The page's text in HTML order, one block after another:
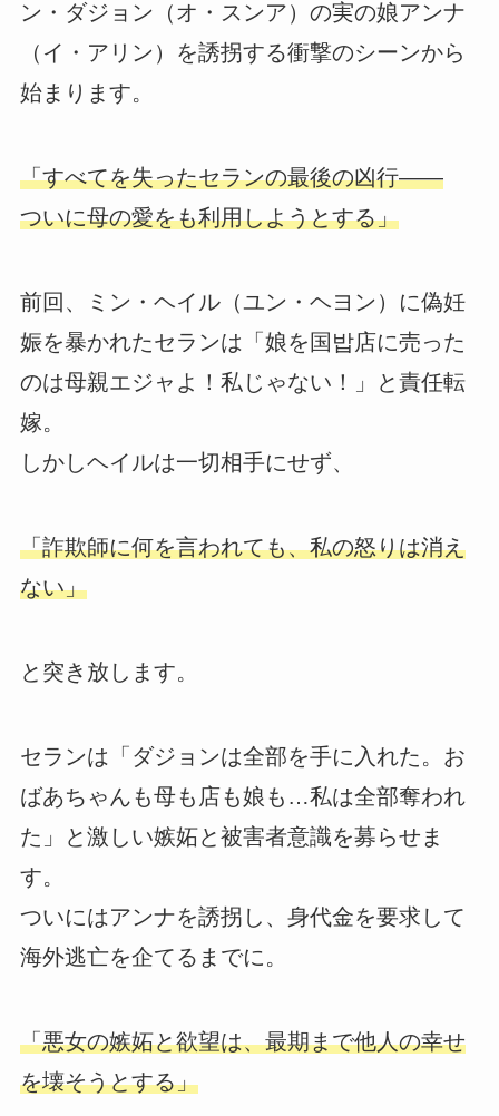
ン・ダジョン（オ・スンア）の実の娘アンナ
（イ・アリン）を誘拐する衝撃のシーンから
始まります。
「すべてを失ったセランの最後の凶行――
ついに母の愛をも利用しようとする」
前回、ミン・ヘイル（ユン・ヘヨン）に偽妊
娠を暴かれたセランは「娘を国밥店に売った
のは母親エジャよ！私じゃない！」と責任転
嫁。
しかしヘイルは一切相手にせず、
「詐欺師に何を言われても、私の怒りは消え
ない」
と突き放します。
セランは「ダジョンは全部を手に入れた。お
ばあちゃんも母も店も娘も…私は全部奪われ
た」と激しい嫉妬と被害者意識を募らせま
す。
ついにはアンナを誘拐し、身代金を要求して
海外逃亡を企てるまでに。
「悪女の嫉妬と欲望は、最期まで他人の幸せ
を壊そうとする」